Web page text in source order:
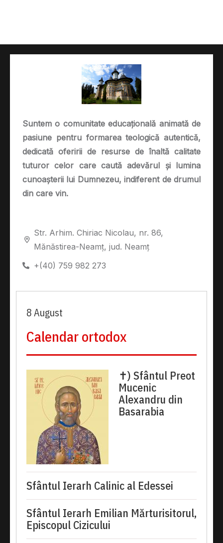
Suntem o comunitate educațională animată de
pasiune pentru formarea teologică autentică,
dedicată oferirii de resurse de înaltă calitate
tuturor celor care caută adevărul și lumina
cunoașterii lui Dumnezeu, indiferent de drumul
din care vin.
Str. Arhim. Chiriac Nicolau, nr. 86,
Mănăstirea-Neamț, jud. Neamț
+(40) 759 982 273
8 August
Calendar ortodox
✝) Sfântul Preot
Mucenic
Alexandru din
Basarabia
Sfântul Ierarh Calinic al Edessei
Sfântul Ierarh Emilian Mărturisitorul,
Episcopul Cizicului